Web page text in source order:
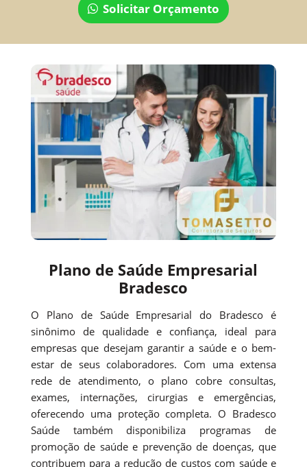
Solicitar Orçamento
Plano de Saúde Empresarial
Bradesco
O Plano de Saúde Empresarial do Bradesco é
sinônimo de qualidade e confiança, ideal para
empresas que desejam garantir a saúde e o bem-
estar de seus colaboradores. Com uma extensa
rede de atendimento, o plano cobre consultas,
exames, internações, cirurgias e emergências,
oferecendo uma proteção completa. O Bradesco
Saúde também disponibiliza programas de
promoção de saúde e prevenção de doenças, que
contribuem para a redução de custos com saúde e